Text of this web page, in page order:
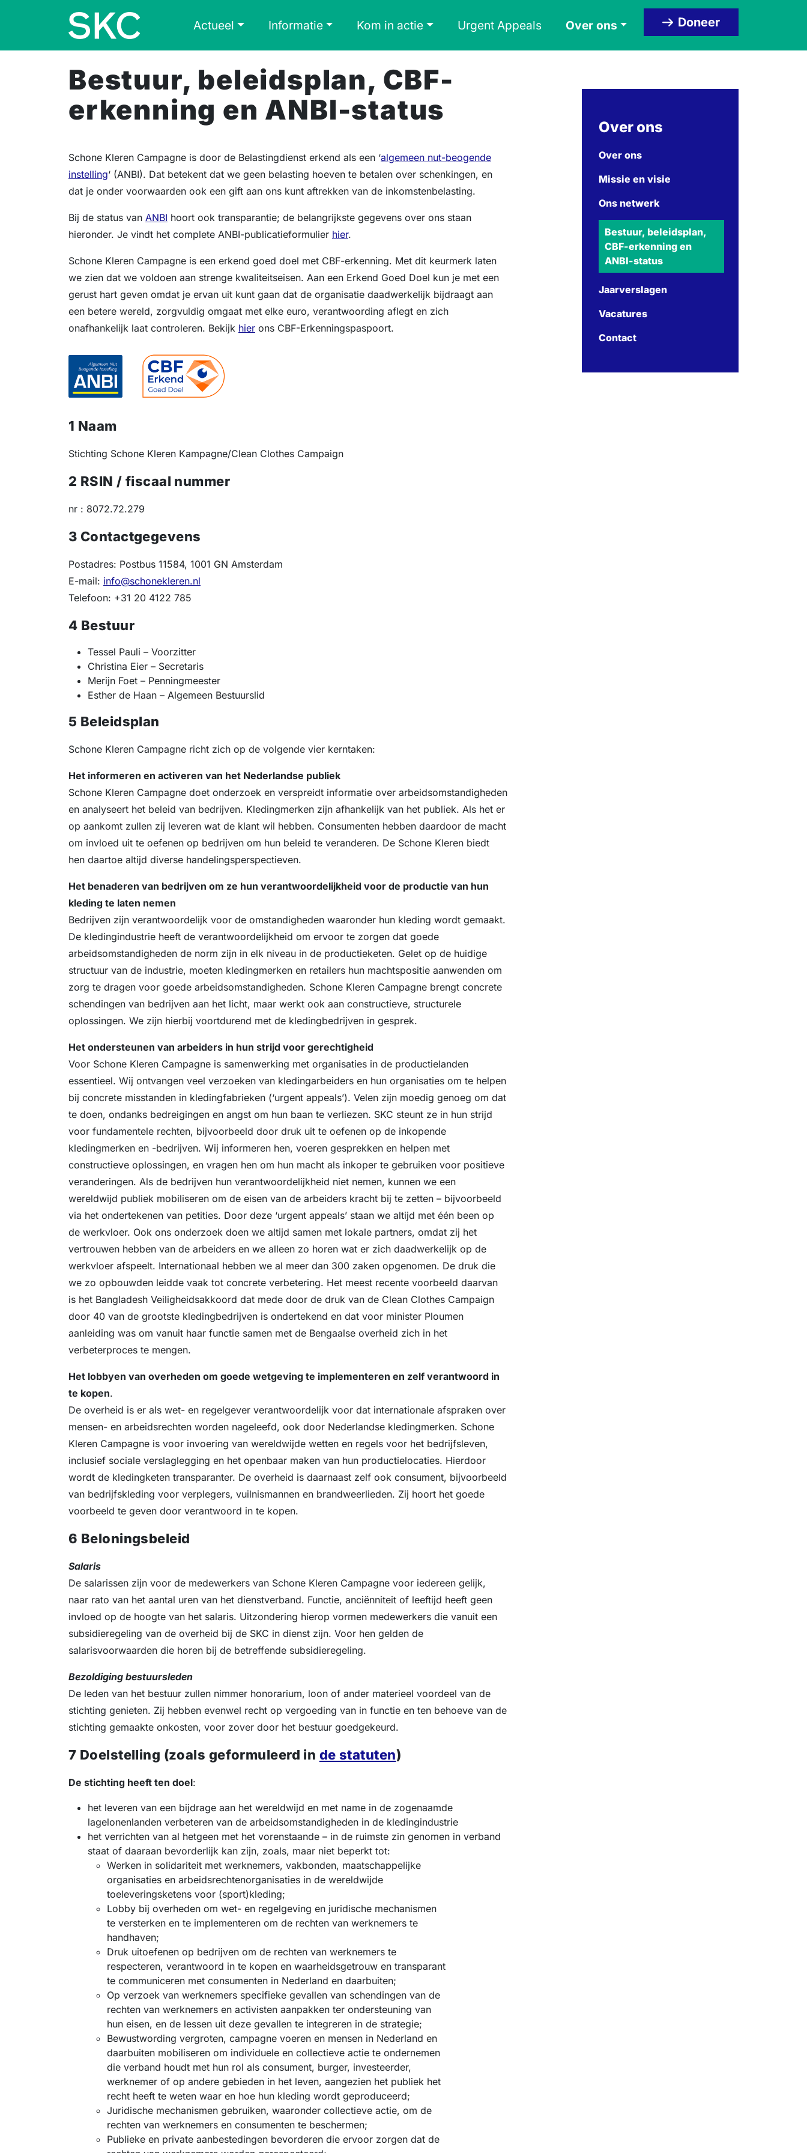
Actueel Informatie Kom in actie Urgent Appeals Over ons Doneer
Bestuur, beleidsplan, CBF-
erkenning en ANBI-status
Schone Kleren Campagne is door de Belastingdienst erkend als een ‘algemeen nut-beogende
instelling‘ (ANBI). Dat betekent dat we geen belasting hoeven te betalen over schenkingen, en
dat je onder voorwaarden ook een gift aan ons kunt aftrekken van de inkomstenbelasting.
Bij de status van ANBI hoort ook transparantie; de belangrijkste gegevens over ons staan
hieronder. Je vindt het complete ANBI-publicatieformulier hier.
Schone Kleren Campagne is een erkend goed doel met CBF-erkenning. Met dit keurmerk laten
we zien dat we voldoen aan strenge kwaliteitseisen. Aan een Erkend Goed Doel kun je met een
gerust hart geven omdat je ervan uit kunt gaan dat de organisatie daadwerkelijk bijdraagt aan
een betere wereld, zorgvuldig omgaat met elke euro, verantwoording aflegt en zich
onafhankelijk laat controleren. Bekijk hier ons CBF-Erkenningspaspoort.
1 Naam
Stichting Schone Kleren Kampagne/Clean Clothes Campaign
2 RSIN / fiscaal nummer
nr : 8072.72.279
3 Contactgegevens
Postadres: Postbus 11584, 1001 GN Amsterdam
E-mail: info@schonekleren.nl
Telefoon: +31 20 4122 785
4 Bestuur
Tessel Pauli – Voorzitter
Christina Eier – Secretaris
Merijn Foet – Penningmeester
Esther de Haan – Algemeen Bestuurslid
5 Beleidsplan
Schone Kleren Campagne richt zich op de volgende vier kerntaken:
Het informeren en activeren van het Nederlandse publiek
Schone Kleren Campagne doet onderzoek en verspreidt informatie over arbeidsomstandigheden
en analyseert het beleid van bedrijven. Kledingmerken zijn afhankelijk van het publiek. Als het er
op aankomt zullen zij leveren wat de klant wil hebben. Consumenten hebben daardoor de macht
om invloed uit te oefenen op bedrijven om hun beleid te veranderen. De Schone Kleren biedt
hen daartoe altijd diverse handelingsperspectieven.
Het benaderen van bedrijven om ze hun verantwoordelijkheid voor de productie van hun
kleding te laten nemen
Bedrijven zijn verantwoordelijk voor de omstandigheden waaronder hun kleding wordt gemaakt.
De kledingindustrie heeft de verantwoordelijkheid om ervoor te zorgen dat goede
arbeidsomstandigheden de norm zijn in elk niveau in de productieketen. Gelet op de huidige
structuur van de industrie, moeten kledingmerken en retailers hun machtspositie aanwenden om
zorg te dragen voor goede arbeidsomstandigheden. Schone Kleren Campagne brengt concrete
schendingen van bedrijven aan het licht, maar werkt ook aan constructieve, structurele
oplossingen. We zijn hierbij voortdurend met de kledingbedrijven in gesprek.
Het ondersteunen van arbeiders in hun strijd voor gerechtigheid
Voor Schone Kleren Campagne is samenwerking met organisaties in de productielanden
essentieel. Wij ontvangen veel verzoeken van kledingarbeiders en hun organisaties om te helpen
bij concrete misstanden in kledingfabrieken (‘urgent appeals’). Velen zijn moedig genoeg om dat
te doen, ondanks bedreigingen en angst om hun baan te verliezen. SKC steunt ze in hun strijd
voor fundamentele rechten, bijvoorbeeld door druk uit te oefenen op de inkopende
kledingmerken en -bedrijven. Wij informeren hen, voeren gesprekken en helpen met
constructieve oplossingen, en vragen hen om hun macht als inkoper te gebruiken voor positieve
veranderingen. Als de bedrijven hun verantwoordelijkheid niet nemen, kunnen we een
wereldwijd publiek mobiliseren om de eisen van de arbeiders kracht bij te zetten – bijvoorbeeld
via het ondertekenen van petities. Door deze ‘urgent appeals’ staan we altijd met één been op
de werkvloer. Ook ons onderzoek doen we altijd samen met lokale partners, omdat zij het
vertrouwen hebben van de arbeiders en we alleen zo horen wat er zich daadwerkelijk op de
werkvloer afspeelt. Internationaal hebben we al meer dan 300 zaken opgenomen. De druk die
we zo opbouwden leidde vaak tot concrete verbetering. Het meest recente voorbeeld daarvan
is het Bangladesh Veiligheidsakkoord dat mede door de druk van de Clean Clothes Campaign
door 40 van de grootste kledingbedrijven is ondertekend en dat voor minister Ploumen
aanleiding was om vanuit haar functie samen met de Bengaalse overheid zich in het
verbeterproces te mengen.
Het lobbyen van overheden om goede wetgeving te implementeren en zelf verantwoord in
te kopen.
De overheid is er als wet- en regelgever verantwoordelijk voor dat internationale afspraken over
mensen- en arbeidsrechten worden nageleefd, ook door Nederlandse kledingmerken. Schone
Kleren Campagne is voor invoering van wereldwijde wetten en regels voor het bedrijfsleven,
inclusief sociale verslaglegging en het openbaar maken van hun productielocaties. Hierdoor
wordt de kledingketen transparanter. De overheid is daarnaast zelf ook consument, bijvoorbeeld
van bedrijfskleding voor verplegers, vuilnismannen en brandweerlieden. Zij hoort het goede
voorbeeld te geven door verantwoord in te kopen.
6 Beloningsbeleid
Salaris
De salarissen zijn voor de medewerkers van Schone Kleren Campagne voor iedereen gelijk,
naar rato van het aantal uren van het dienstverband. Functie, anciënniteit of leeftijd heeft geen
invloed op de hoogte van het salaris. Uitzondering hierop vormen medewerkers die vanuit een
subsidieregeling van de overheid bij de SKC in dienst zijn. Voor hen gelden de
salarisvoorwaarden die horen bij de betreffende subsidieregeling.
Bezoldiging bestuursleden
De leden van het bestuur zullen nimmer honorarium, loon of ander materieel voordeel van de
stichting genieten. Zij hebben evenwel recht op vergoeding van in functie en ten behoeve van de
stichting gemaakte onkosten, voor zover door het bestuur goedgekeurd.
7 Doelstelling (zoals geformuleerd in de statuten)
De stichting heeft ten doel:
het leveren van een bijdrage aan het wereldwijd en met name in de zogenaamde
lagelonenlanden verbeteren van de arbeidsomstandigheden in de kledingindustrie
het verrichten van al hetgeen met het vorenstaande – in de ruimste zin genomen in verband
staat of daaraan bevorderlijk kan zijn, zoals, maar niet beperkt tot:
Werken in solidariteit met werknemers, vakbonden, maatschappelijke
organisaties en arbeidsrechtenorganisaties in de wereldwijde
toeleveringsketens voor (sport)kleding;
Lobby bij overheden om wet- en regelgeving en juridische mechanismen
te versterken en te implementeren om de rechten van werknemers te
handhaven;
Druk uitoefenen op bedrijven om de rechten van werknemers te
respecteren, verantwoord in te kopen en waarheidsgetrouw en transparant
te communiceren met consumenten in Nederland en daarbuiten;
Op verzoek van werknemers specifieke gevallen van schendingen van de
rechten van werknemers en activisten aanpakken ter ondersteuning van
hun eisen, en de lessen uit deze gevallen te integreren in de strategie;
Bewustwording vergroten, campagne voeren en mensen in Nederland en
daarbuiten mobiliseren om individuele en collectieve actie te ondernemen
die verband houdt met hun rol als consument, burger, investeerder,
werknemer of op andere gebieden in het leven, aangezien het publiek het
recht heeft te weten waar en hoe hun kleding wordt geproduceerd;
Juridische mechanismen gebruiken, waaronder collectieve actie, om de
rechten van werknemers en consumenten te beschermen;
Publieke en private aanbestedingen bevorderen die ervoor zorgen dat de
Over ons
Over ons
Missie en visie
Ons netwerk
Bestuur, beleidsplan,
CBF-erkenning en
ANBI-status
Jaarverslagen
Vacatures
Contact